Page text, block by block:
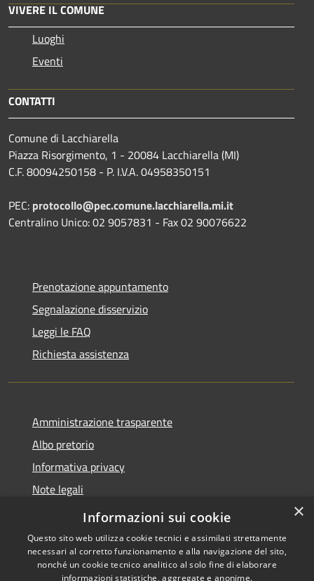
VIVERE IL COMUNE
Luoghi
Eventi
CONTATTI
Comune di Lacchiarella
Piazza Risorgimento, 1 - 20084 Lacchiarella (MI)
C.F. 80094250158 - P. I.V.A. 04958350151
PEC: protocollo@pec.comune.lacchiarella.mi.it
Centralino Unico: 02 9057831 - Fax 02 90076622
Prenotazione appuntamento
Segnalazione disservizio
Leggi le FAQ
Richiesta assistenza
Amministrazione trasparente
Albo pretorio
Informativa privacy
Note legali
Dichiarazione di accessibilità
×
Informazioni sui cookie
Questo sito web utilizza cookie tecnici e assimilati strettamente
necessari al corretto funzionamento e alla navigazione del sito,
nonché un cookie tecnico analitico al solo fine di elaborare
informazioni statistiche, aggregate e anonime.